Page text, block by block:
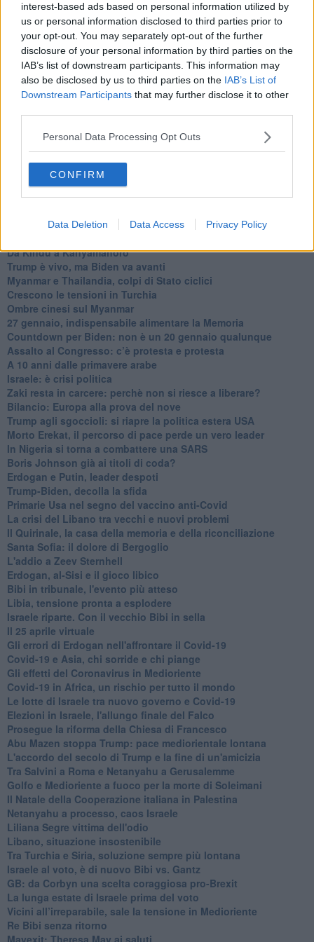
interest-based ads based on personal information utilized by
us or personal information disclosed to third parties prior to
your opt-out. You may separately opt-out of the further
disclosure of your personal information by third parties on the
IAB’s list of downstream participants. This information may
also be disclosed by us to third parties on the IAB’s List of
Downstream Participants that may further disclose it to other
Personal Data Processing Opt Outs
CONFIRM
Data Deletion Data Access Privacy Policy
Bennet, un giorno in attesa di Biden
Il ritorno dei talebani
​La lenta agonia del Libano
Sudafrica, è allarme alimentare
Usa di nuovo al centro della geopolitica internazionale
L’appuntamento di Israele con il cambiamento
La farsa delle elezioni in Siria
In Medioriente non ci sono favole, solo realtà
Niente di nuovo in Medioriente
La forza di Boris Johnson
Biden nuovo alleato armeno contro la Turchia
Mar Mediterraneo cimitero silente
Richiami neo ottomani, la Francia guarda sospetta
Israele al voto: il Re sarà morto o vivo?
Da Kindu a Kanyamahoro
Trump è vivo, ma Biden va avanti
Myanmar e Thailandia, colpi di Stato ciclici
Crescono le tensioni in Turchia
Ombre cinesi sul Myanmar
27 gennaio, indispensabile alimentare la Memoria
Countdown per Biden: non è un 20 gennaio qualunque
Assalto al Congresso: c’è protesta e protesta
A 10 anni dalle primavere arabe
Israele: è crisi politica
Zaki resta in carcere: perchè non si riesce a liberare?
Bilancio: Europa alla prova del nove
Trump agli sgoccioli: si riapre la politica estera USA
Morto Erekat, il percorso di pace perde un vero leader
In Nigeria si torna a combattere una SARS
Boris Johnson già ai titoli di coda?
Erdogan e Putin, leader despoti
Trump-Biden, decolla la sfida
Primarie Usa nel segno del vaccino anti-Covid
La crisi del Libano tra vecchi e nuovi problemi
Il Quirinale, la casa della memoria e della riconciliazione
Santa Sofia: il dolore di Bergoglio
L'addio a ​Zeev Sternhell
Erdogan, al-Sisi e il gioco libico
Bibi in tribunale, l'evento più atteso
Libia, tensione pronta a esplodere
Israele riparte. Con il vecchio Bibi in sella
Il 25 aprile virtuale
Gli errori di Erdogan nell'affrontare il Covid-19
Covid-19 e Asia, chi sorride e chi piange
Gli effetti del Coronavirus in Medioriente
Covid-19 in Africa, un rischio per tutto il mondo
Le lotte di Israele tra nuovo governo e Covid-19
Elezioni in Israele, l'allungo finale del Falco
Prosegue la riforma della Chiesa di Francesco
Abu Mazen stoppa Trump: pace mediorientale lontana
L'accordo del secolo di Trump e la fine di un'amicizia
Tra Salvini a Roma e Netanyahu a Gerusalemme
Golfo e Medioriente a fuoco per la morte di Soleimani
Il Natale della Cooperazione italiana in Palestina
Netanyahu a processo, caos Israele
Liliana Segre vittima dell'odio
Libano, situazione insostenibile
Tra Turchia e Siria, soluzione sempre più lontana
Israele al voto, è di nuovo Bibi vs. Gantz
GB: da Corbyn una scelta coraggiosa pro-Brexit
La lunga estate di Israele prima del voto
Vicini all’irreparabile, sale la tensione in Medioriente
Re Bibi senza ritorno
Mayexit: Theresa May ai saluti